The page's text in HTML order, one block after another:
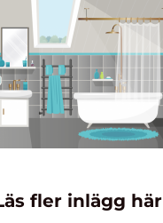
fler inlägg här